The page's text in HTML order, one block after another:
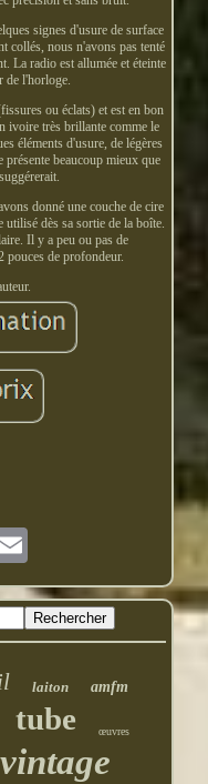
signes d'usure de surface
collés, nous n'avons pas tenté
La radio est allumée et éteinte
de l'horloge.
ou éclats) et est en bon
ivoire très brillante comme le
éléments d'usure, de légères
présente beaucoup mieux que
donné une couche de cire
utilisé dès sa sortie de la boîte.
Il y a peu ou pas de
pouces de profondeur.
laiton amfm
tube œuvres
vintage